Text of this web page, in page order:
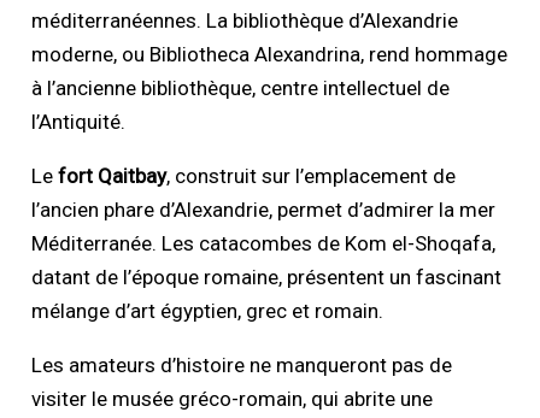
méditerranéennes. La bibliothèque d’Alexandrie
moderne, ou Bibliotheca Alexandrina, rend hommage
à l’ancienne bibliothèque, centre intellectuel de
l’Antiquité.
Lefort Qaitbay, construit sur l’emplacement de
l’ancien phare d’Alexandrie, permet d’admirer la mer
Méditerranée. Les catacombes de Kom el-Shoqafa,
datant de l’époque romaine, présentent un fascinant
mélange d’art égyptien, grec et romain.
Les amateurs d’histoire ne manqueront pas de
visiter le musée gréco-romain, qui abrite une